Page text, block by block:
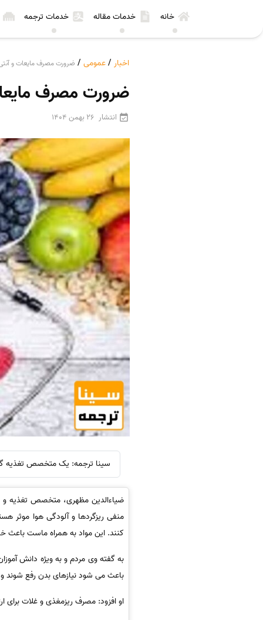
خانه خدمات مقاله خدمات ترجمه
اخبار /عمومی / ضرورت مصرف مایعات و
ضرورت مصرف
انتشار 26 بهمن 1404
سینا ترجمه: یک متخصص تغذیه گفت: به دانش آموزان
ضیاءالدین مظهری، متخصص تغذیه و
منفی ریزگردها و آلودگی هوا موثر
کنند. این مواد به همراه ماست باعث
به گفته وی مردم و به ویژه دانش
باعث می شود نیازهای بدن رفع شوند و
او افزود: مصرف ریزمغذی و غلات